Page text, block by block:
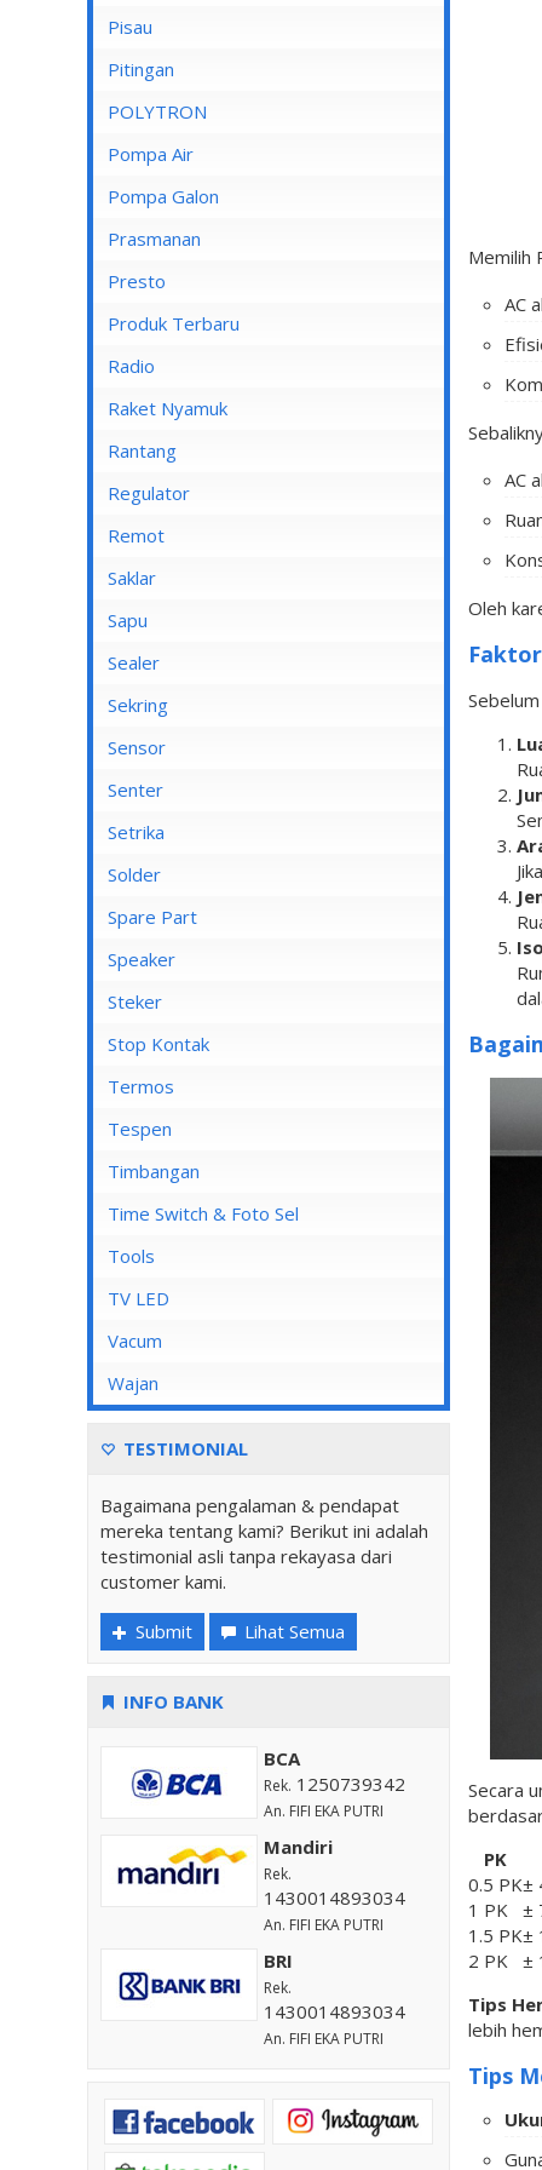
Memilih
AC
AC
Oleh
Secara
PK
0.5 PK±
1 PK
±
1.5 PK±
2 PK
±
Tips
lebih
Tips
Lampu Spotlight
Pisau
Pitingan
POLYTRON
Pompa Air
Pompa Air Panasonic
Pompa Air Shimizu
Pompa Galon
Prasmanan
Presto
Produk Terbaru
Radio
Raket Nyamuk
Rantang
Regulator
Remot
Saklar
Bel
Mata Saklar
Saklar Isi 1
Saklar Isi 2
Saklar Tembok
Sapu
Sealer
Sekring
Sensor
Senter
Senter Kepala
Setrika
Setrika Cosmos
Setrika Maspion
Setrika Miyako
Setrika Philips
Setrika Sanken
Solder
Spare Part
Speaker
Kiseki
Rinrei
Steker
Stop Kontak
Mata Soket
Stop Kontak AC
Stop Kontak CP
Stop Kontak Dinding
Stop Kontak Isi 2
Stop Kontak LAN/Data
Stop Kontak Lantai
Stop Kontak Telepon
Stop Kontak TV/Antena
Termos
Tespen
Timbangan
Time Switch & Foto Sel
Tools
TV LED
Vacum
Wajan
TESTIMONIAL
Bagaimana pengalaman & pendapat
mereka tentang kami? Berikut ini adalah
testimonial asli tanpa rekayasa dari
customer kami.
Submit Lihat Semua
INFO BANK
BCA
Rek. 1250739342
An. FIFI EKA PUTRI
Mandiri
Rek.
1430014893034
An. FIFI EKA PUTRI
BRI
Rek.
1430014893034
An. FIFI EKA PUTRI